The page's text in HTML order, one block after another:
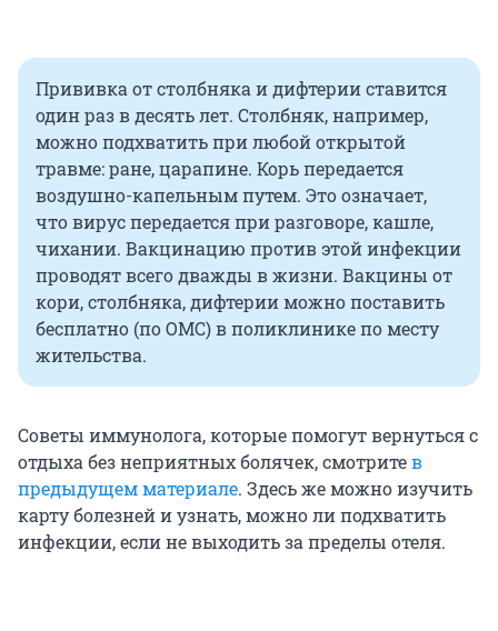
Прививка от столбняка и дифтерии ставится
один раз в десять лет. Столбняк, например,
можно подхватить при любой открытой
травме: ране, царапине. Корь передается
воздушно-капельным путем. Это означает,
что вирус передается при разговоре, кашле,
чихании. Вакцинацию против этой инфекции
проводят всего дважды в жизни. Вакцины от
кори, столбняка, дифтерии можно поставить
бесплатно (по ОМС) в поликлинике по месту
жительства.
Советы иммунолога, которые помогут вернуться с
отдыха без неприятных болячек, смотритев
предыдущем материале. Здесь же можно изучить
карту болезней и узнать, можно ли подхватить
инфекции, если не выходить за пределы отеля.